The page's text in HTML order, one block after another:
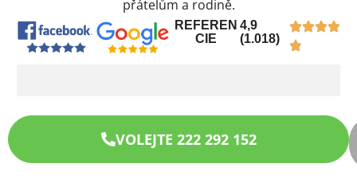
přátelům a rodině.
REFEREN
CIE
4,9
(1.018)
VOLEJTE 222 292 152